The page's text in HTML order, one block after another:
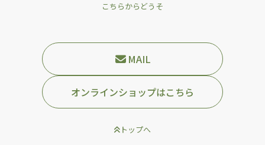
こちらからどうそ
MAIL
オンラインショップはこちら
トップへ